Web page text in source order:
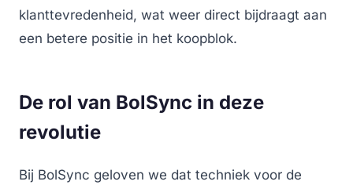
klanttevredenheid, wat weer direct bijdraagt aan
een betere positie in het koopblok.
De rol van BolSync in deze
revolutie
Bij BolSync geloven we dat techniek voor de